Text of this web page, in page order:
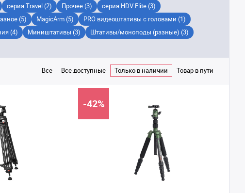
серия Travel (2) Прочее (3)
серия HDV Elite (3)
(5) MagicArm (5)
PRO видеоштативы с головами (1)
(4) Миништативы (3)
Штативы/моноподы (разные) (3)
Все Все доступные Только в наличии Товар в пути
-42%